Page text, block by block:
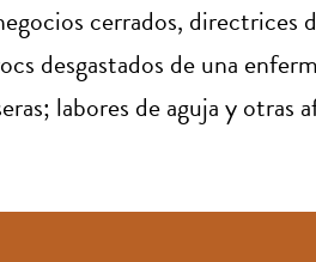
cerrados, directrices
desgastados de una
labores de aguja y otras